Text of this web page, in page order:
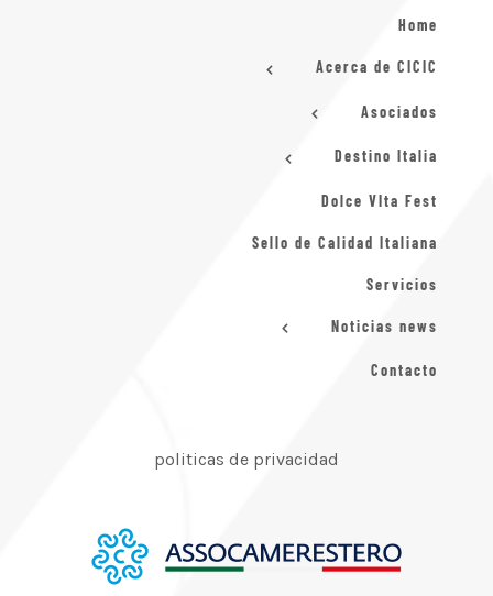
Home
Acerca de CICIC
Asociados
Destino Italia
Dolce VIta Fest
Sello de Calidad Italiana
Servicios
Noticias news
Contacto
politicas de privacidad